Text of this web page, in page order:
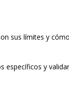
sus límites y
específicos y